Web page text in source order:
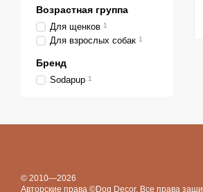
Возрастная группа
Для щенков 1
Для взрослых собак 1
Бренд
Sodapup 1
© 2010—2026
Авторские права ©Dog Decor. Все права